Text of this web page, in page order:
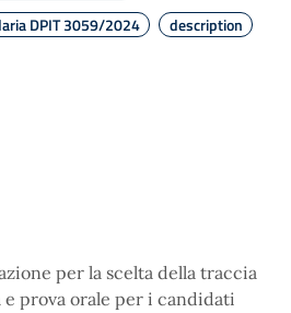
DPIT 3059/2024
description
per la scelta della traccia
prova orale per i candidati